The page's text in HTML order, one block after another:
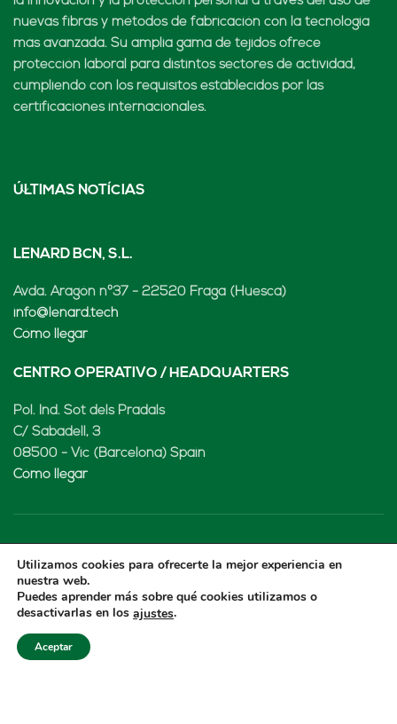
nuevas fibras y métodos de fabricación con la tecnología
más avanzada. Su amplia gama de tejidos ofrece
protección laboral para distintos sectores de actividad,
cumpliendo con los requisitos establecidos por las
certificaciones internacionales.
ÚLTIMAS NOTÍCIAS
LENARD BCN, S.L.
Avda. Aragón nº37 - 22520 Fraga (Huesca)
info@lenard.tech
Cómo llegar
CENTRO OPERATIVO / HEADQUARTERS
Pol. Ind. Sot dels Pradals
C/ Sabadell, 3
08500 - Vic (Barcelona) Spain
Cómo llegar
Rio Atoyac 30. Parque Industrial Empresarial
Cuautlancingo
Cuautlancingo, 72730 Puebla (México)
+52 222 2319969
Utilizamos cookies para ofrecerte la mejor experiencia en
nuestra web.
Puedes aprender más sobre qué cookies utilizamos o
desactivarlas en los ajustes.
Aceptar